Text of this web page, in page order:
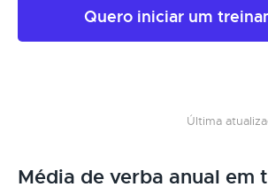
Quero iniciar um
Última
Média de verba anual em